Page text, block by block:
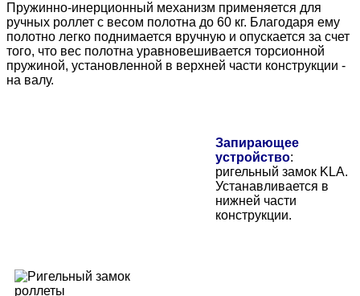
Пружинно-инерционный механизм применяется для
ручных роллет с весом полотна до 60 кг. Благодаря ему
полотно легко поднимается вручную и опускается за счет
того, что вес полотна уравновешивается торсионной
пружиной, установленной в верхней части конструкции -
на валу.
Запирающее
устройство:
ригельный замок KLA.
Устанавливается в
нижней части
конструкции.